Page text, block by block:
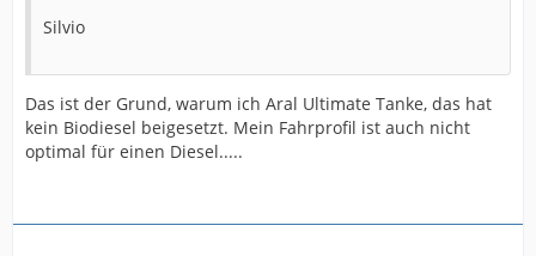
Silvio
Das ist der Grund, warum ich Aral Ultimate Tanke, das hat
kein Biodiesel beigesetzt. Mein Fahrprofil ist auch nicht
optimal für einen Diesel.....